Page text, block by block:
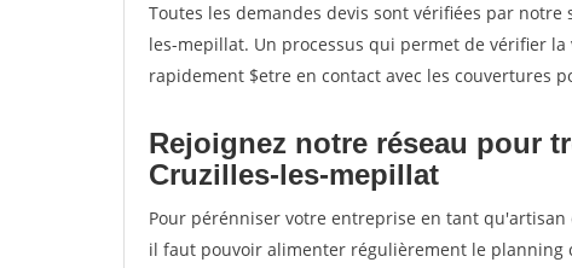
Toutes les demandes devis sont vérifiées par
les-mepillat. Un processus qui permet de vérifier
rapidement $etre en contact avec les couvertures
Rejoignez notre réseau pour
Cruzilles-les-mepillat
Pour pérénniser votre entreprise en tant
il faut pouvoir alimenter régulièrement le